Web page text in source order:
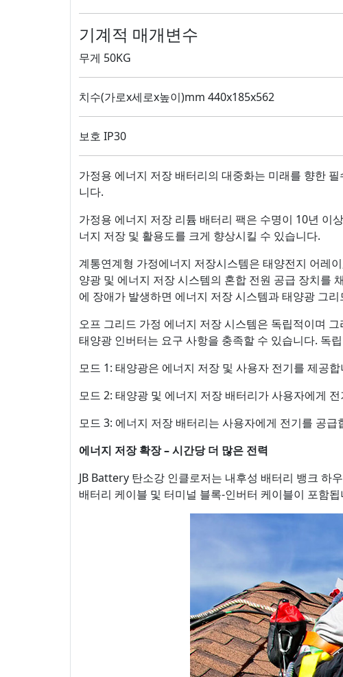
기계적 매개변수
무게 50KG
치수(가로x세로x높이)mm 440x185x562
보호 IP30
가정용 에너지 저장 배터리의 대중화는 미래를 향한
니다.
가정용 에너지 저장 리튬 배터리 팩은 수명이 10년 이
너지 저장 및 활용도를 크게 향상시킬 수 있습니다.
계통연계형 가정에너지 저장시스템은 태양전지 어레
양광 및 에너지 저장 시스템의 혼합 전원 공급 장치를
에 장애가 발생하면 에너지 저장 시스템과 태양광 그
오프 그리드 가정 에너지 저장 시스템은 독립적이며
태양광 인버터는 요구 사항을 충족할 수 있습니다. 독
모드 1: 태양광은 에너지 저장 및 사용자 전기를 제공
모드 2: 태양광 및 에너지 저장 배터리가 사용자에게
모드 3: 에너지 저장 배터리는 사용자에게 전기를 공급
에너지 저장 확장 – 시간당 더 많은 전력
JB Battery 탄소강 인클로저는 내후성 배터리 뱅크 하
배터리 케이블 및 터미널 블록-인버터 케이블이 포함